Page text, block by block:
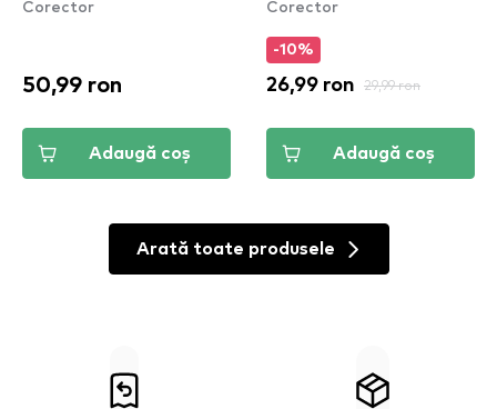
Nude
Corector
50,99 ron
Adaugă coș
Corector
-10%
26,99 ron 29,99 ron
Adaugă coș
Arată toate produsele